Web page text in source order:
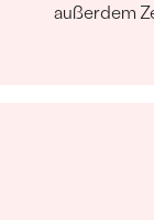
außerdem